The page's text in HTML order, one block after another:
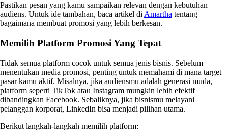
Pastikan pesan yang kamu sampaikan relevan dengan kebutuhan
audiens. Untuk ide tambahan, baca artikel di Amartha tentang
bagaimana membuat promosi yang lebih berkesan.
Memilih Platform Promosi Yang Tepat
Tidak semua platform cocok untuk semua jenis bisnis. Sebelum
menentukan media promosi, penting untuk memahami di mana target
pasar kamu aktif. Misalnya, jika audiensmu adalah generasi muda,
platform seperti TikTok atau Instagram mungkin lebih efektif
dibandingkan Facebook. Sebaliknya, jika bisnismu melayani
pelanggan korporat, LinkedIn bisa menjadi pilihan utama.
Berikut langkah-langkah memilih platform: